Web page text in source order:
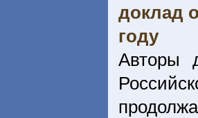
доклад
году
Авторы